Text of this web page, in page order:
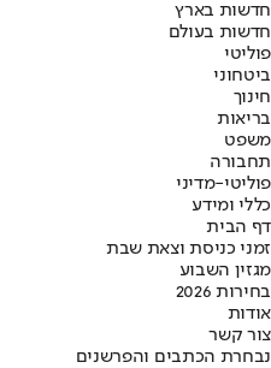
חדשות בארץ
חדשות בעולם
פוליטי
ביטחוני
חינוך
בריאות
משפט
תחבורה
פוליטי-מדיני
כללי ומידע
דף הבית
זמני כניסת וצאת שבת
מגזין השבוע
בחירות 2026
אודות
צור קשר
נבחרת הכתבים והפרשנים